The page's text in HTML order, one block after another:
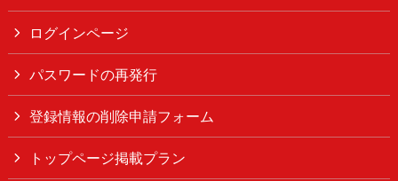
ログインページ
パスワードの再発行
登録情報の削除申請フォーム
トップページ掲載プラン